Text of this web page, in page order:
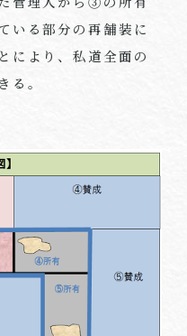
いる部分の再舗装に
により、私道全面の
る。